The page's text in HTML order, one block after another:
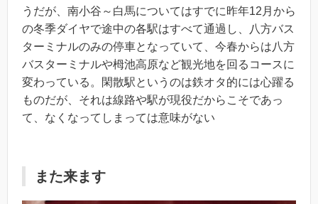
うだが、南小谷～白馬についてはすでに昨年12月から
の冬季ダイヤで途中の各駅はすべて通過し、八方バス
ターミナルのみの停車となっていて、今春からは八方
バスターミナルや栂池高原など観光地を回るコースに
変わっている。閑散駅というのは鉄オタ的には心躍る
ものだが、それは線路や駅が現役だからこそであっ
て、なくなってしまっては意味がない
また来ます